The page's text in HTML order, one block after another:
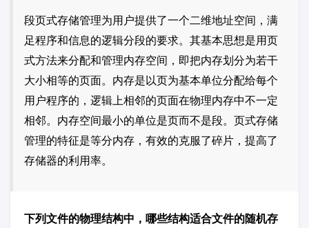
段页式存储管理为用户提供了一个二维地址空间，满
足程序和信息的逻辑分段的要求。其基本思想是用页
式方法来分配和管理内存空间，即把内存划分为若干
大小相等的页面。内存是以页为基本单位分配给每个
用户程序的，逻辑上相邻的页面在物理内存中不一定
相邻。内存空间最小的单位是页而不是段。页式存储
管理的特征是等分内存，有效的克服了碎片，提高了
存储器的利用率。
下列文件的物理结构中，哪些结构适合文件的随机存